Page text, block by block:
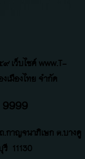
เว็บไซค์ www.T-
เมืองไทย จำกัด
.กาญจนาภิเษก ต.บางคู
11130